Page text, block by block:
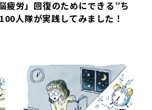
疲労」回復のためにできる”ち
人隊が実践してみました！